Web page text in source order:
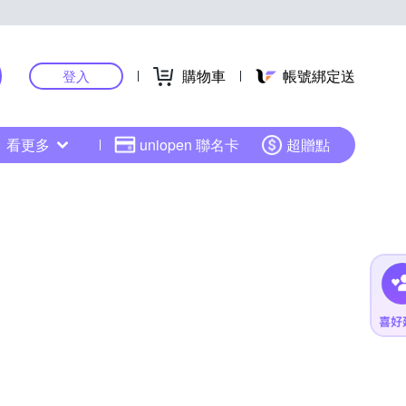
登入 購物車 帳號綁定送
看更多 uniopen 聯名卡 超贈點